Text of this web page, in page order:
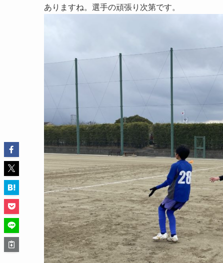
ありますね。選手の頑張り次第です。